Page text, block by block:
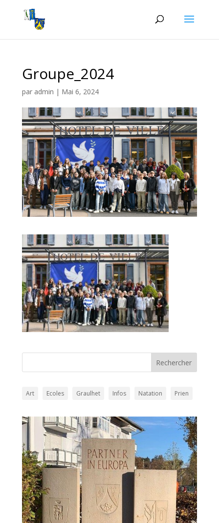
Groupe_2024
par admin | Mai 6, 2024
Art Ecoles Graulhet Infos Natation Prien